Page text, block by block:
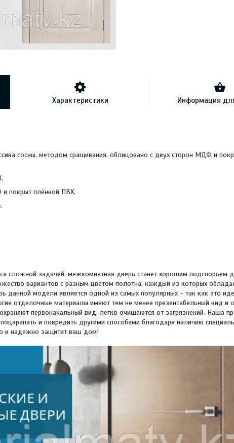
Характеристики Информация
сосны, методом сращивания, облицовано с двух сторон МДФ и
покрыт плёнкой ПВХ.
сложной задачей, межкомнатная дверь станет хорошим подспорьем
вариантов с разным цветом полотна, каждый из которых
данной модели является одной из самых популярных - так как это
отделочные материалы имеют тем не менее презентабельный вид и
первоначальный вид, легко очищаются от загрязнений. Наша
и повредить другими способами благодаря наличию
и надежно защитит ваш дом!